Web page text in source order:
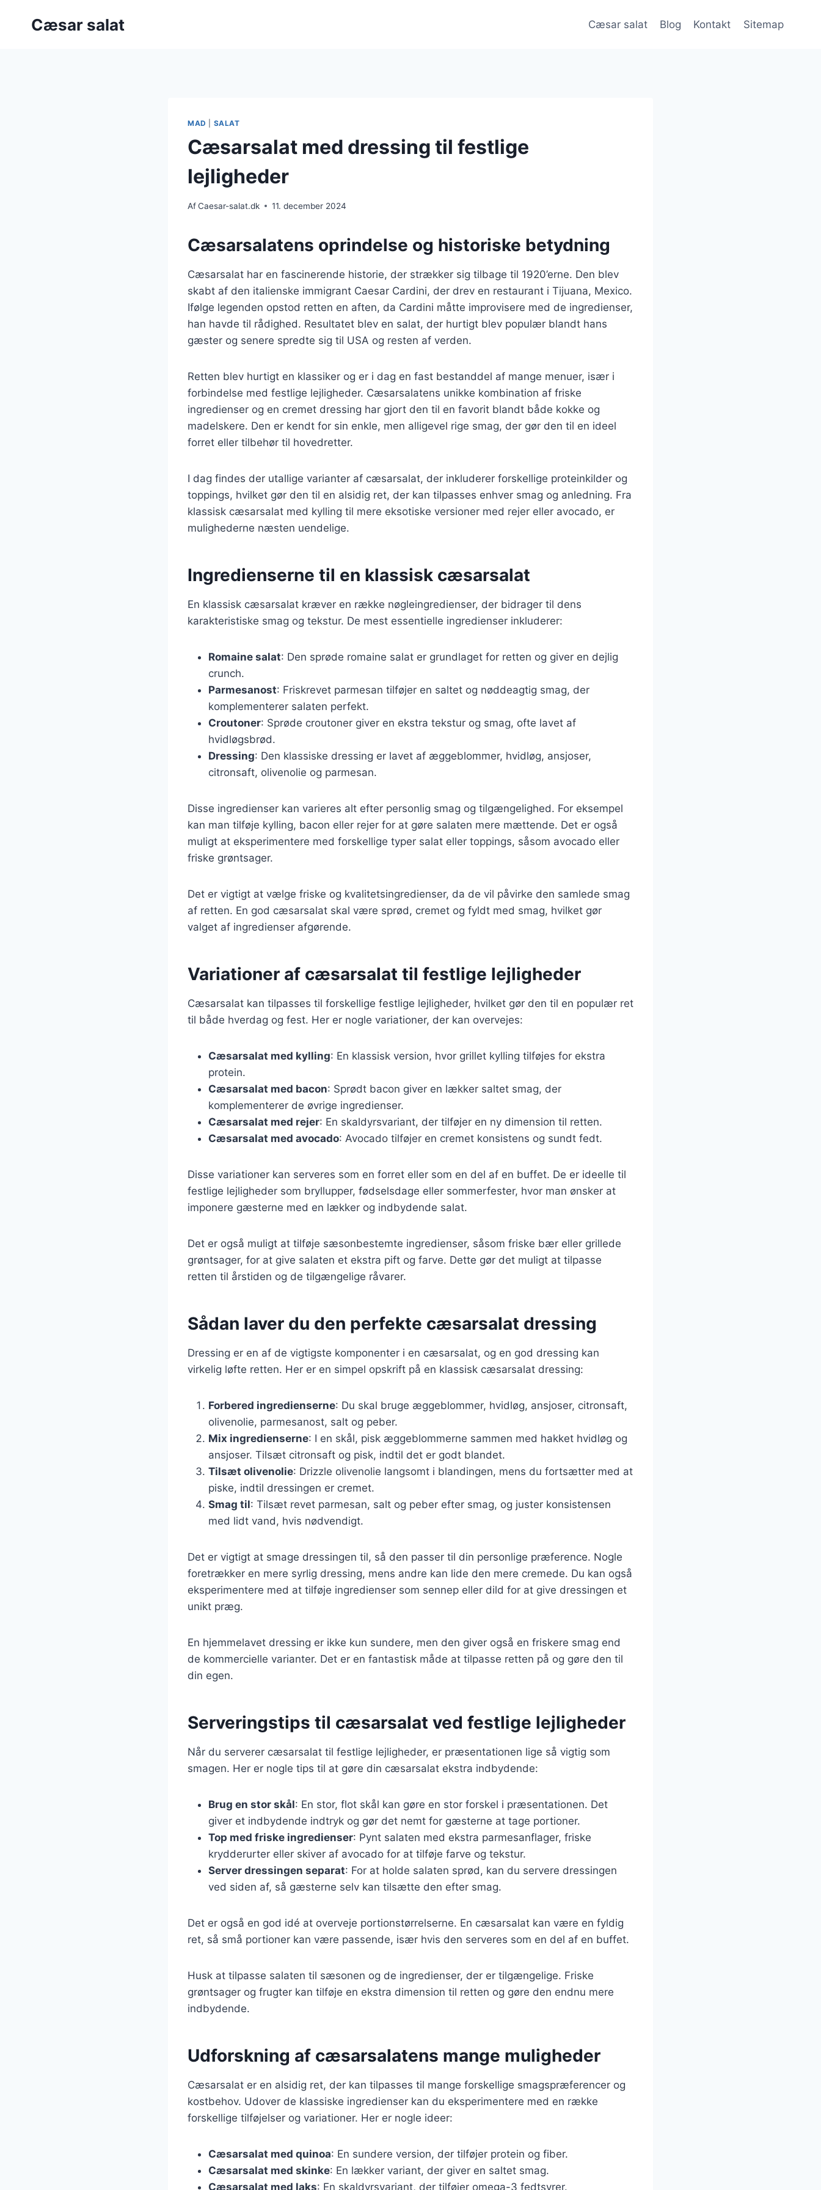
Cæsar salat Cæsar salat Blog Kontakt Sitemap
MAD SALAT
Cæsarsalat med dressing til festlige
lejligheder
AfCaesar-salat.dk 11. december 2024
Cæsarsalatens oprindelse og historiske betydning
Cæsarsalat har en fascinerende historie, der strækker sig tilbage til 1920’erne. Den blev
skabt af den italienske immigrant Caesar Cardini, der drev en restaurant i Tijuana, Mexico.
Ifølge legenden opstod retten en aften, da Cardini måtte improvisere med de ingredienser,
han havde til rådighed. Resultatet blev en salat, der hurtigt blev populær blandt hans
gæster og senere spredte sig til USA og resten af verden.
Retten blev hurtigt en klassiker og er i dag en fast bestanddel af mange menuer, især i
forbindelse med festlige lejligheder. Cæsarsalatens unikke kombination af friske
ingredienser og en cremet dressing har gjort den til en favorit blandt både kokke og
madelskere. Den er kendt for sin enkle, men alligevel rige smag, der gør den til en ideel
forret eller tilbehør til hovedretter.
I dag findes der utallige varianter af cæsarsalat, der inkluderer forskellige proteinkilder og
toppings, hvilket gør den til en alsidig ret, der kan tilpasses enhver smag og anledning. Fra
klassisk cæsarsalat med kylling til mere eksotiske versioner med rejer eller avocado, er
mulighederne næsten uendelige.
Ingredienserne til en klassisk cæsarsalat
En klassisk cæsarsalat kræver en række nøgleingredienser, der bidrager til dens
karakteristiske smag og tekstur. De mest essentielle ingredienser inkluderer:
Romaine salat: Den sprøde romaine salat er grundlaget for retten og giver en dejlig
crunch.
Parmesanost: Friskrevet parmesan tilføjer en saltet og nøddeagtig smag, der
komplementerer salaten perfekt.
Croutoner: Sprøde croutoner giver en ekstra tekstur og smag, ofte lavet af
hvidløgsbrød.
Dressing: Den klassiske dressing er lavet af æggeblommer, hvidløg, ansjoser,
citronsaft, olivenolie og parmesan.
Disse ingredienser kan varieres alt efter personlig smag og tilgængelighed. For eksempel
kan man tilføje kylling, bacon eller rejer for at gøre salaten mere mættende. Det er også
muligt at eksperimentere med forskellige typer salat eller toppings, såsom avocado eller
friske grøntsager.
Det er vigtigt at vælge friske og kvalitetsingredienser, da de vil påvirke den samlede smag
af retten. En god cæsarsalat skal være sprød, cremet og fyldt med smag, hvilket gør
valget af ingredienser afgørende.
Variationer af cæsarsalat til festlige lejligheder
Cæsarsalat kan tilpasses til forskellige festlige lejligheder, hvilket gør den til en populær ret
til både hverdag og fest. Her er nogle variationer, der kan overvejes:
Cæsarsalat med kylling: En klassisk version, hvor grillet kylling tilføjes for ekstra
protein.
Cæsarsalat med bacon: Sprødt bacon giver en lækker saltet smag, der
komplementerer de øvrige ingredienser.
Cæsarsalat med rejer: En skaldyrsvariant, der tilføjer en ny dimension til retten.
Cæsarsalat med avocado: Avocado tilføjer en cremet konsistens og sundt fedt.
Disse variationer kan serveres som en forret eller som en del af en buffet. De er ideelle til
festlige lejligheder som bryllupper, fødselsdage eller sommerfester, hvor man ønsker at
imponere gæsterne med en lækker og indbydende salat.
Det er også muligt at tilføje sæsonbestemte ingredienser, såsom friske bær eller grillede
grøntsager, for at give salaten et ekstra pift og farve. Dette gør det muligt at tilpasse
retten til årstiden og de tilgængelige råvarer.
Sådan laver du den perfekte cæsarsalat dressing
Dressing er en af de vigtigste komponenter i en cæsarsalat, og en god dressing kan
virkelig løfte retten. Her er en simpel opskrift på en klassisk cæsarsalat dressing:
Forbered ingredienserne: Du skal bruge æggeblommer, hvidløg, ansjoser, citronsaft,
olivenolie, parmesanost, salt og peber.
Mix ingredienserne: I en skål, pisk æggeblommerne sammen med hakket hvidløg og
ansjoser. Tilsæt citronsaft og pisk, indtil det er godt blandet.
Tilsæt olivenolie: Drizzle olivenolie langsomt i blandingen, mens du fortsætter med at
piske, indtil dressingen er cremet.
Smag til: Tilsæt revet parmesan, salt og peber efter smag, og juster konsistensen
med lidt vand, hvis nødvendigt.
Det er vigtigt at smage dressingen til, så den passer til din personlige præference. Nogle
foretrækker en mere syrlig dressing, mens andre kan lide den mere cremede. Du kan også
eksperimentere med at tilføje ingredienser som sennep eller dild for at give dressingen et
unikt præg.
En hjemmelavet dressing er ikke kun sundere, men den giver også en friskere smag end
de kommercielle varianter. Det er en fantastisk måde at tilpasse retten på og gøre den til
din egen.
Serveringstips til cæsarsalat ved festlige lejligheder
Når du serverer cæsarsalat til festlige lejligheder, er præsentationen lige så vigtig som
smagen. Her er nogle tips til at gøre din cæsarsalat ekstra indbydende:
Brug en stor skål: En stor, flot skål kan gøre en stor forskel i præsentationen. Det
giver et indbydende indtryk og gør det nemt for gæsterne at tage portioner.
Top med friske ingredienser: Pynt salaten med ekstra parmesanflager, friske
krydderurter eller skiver af avocado for at tilføje farve og tekstur.
Server dressingen separat: For at holde salaten sprød, kan du servere dressingen
ved siden af, så gæsterne selv kan tilsætte den efter smag.
Det er også en god idé at overveje portionstørrelserne. En cæsarsalat kan være en fyldig
ret, så små portioner kan være passende, især hvis den serveres som en del af en buffet.
Husk at tilpasse salaten til sæsonen og de ingredienser, der er tilgængelige. Friske
grøntsager og frugter kan tilføje en ekstra dimension til retten og gøre den endnu mere
indbydende.
Udforskning af cæsarsalatens mange muligheder
Cæsarsalat er en alsidig ret, der kan tilpasses til mange forskellige smagspræferencer og
kostbehov. Udover de klassiske ingredienser kan du eksperimentere med en række
forskellige tilføjelser og variationer. Her er nogle ideer:
Cæsarsalat med quinoa: En sundere version, der tilføjer protein og fiber.
Cæsarsalat med skinke: En lækker variant, der giver en saltet smag.
Cæsarsalat med laks: En skaldyrsvariant, der tilføjer omega-3 fedtsyrer.